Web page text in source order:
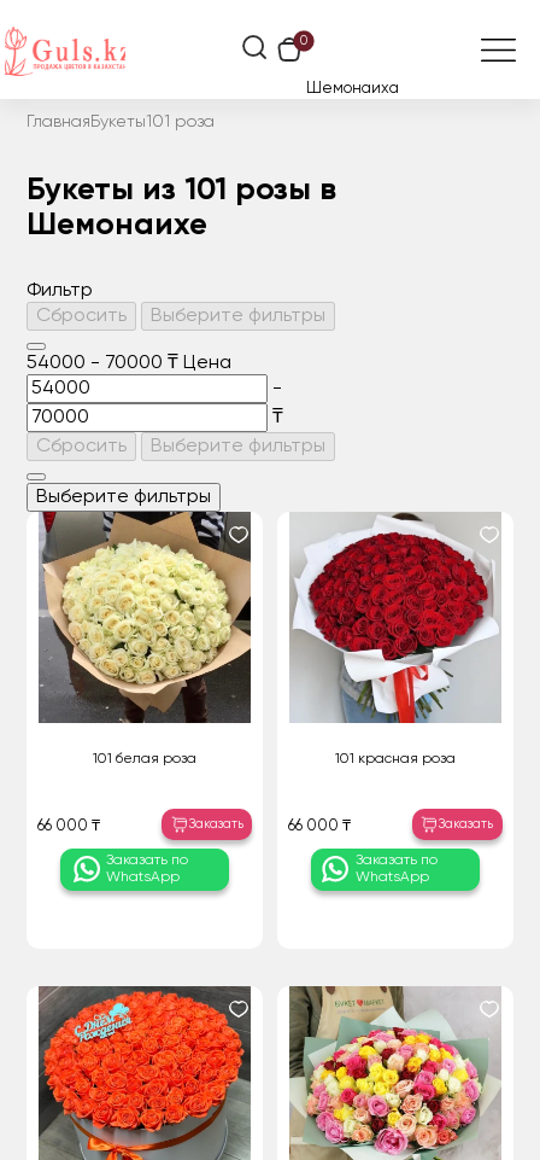
0
Шемонаиха
Главная Букеты101 роза
Букеты из 101 розы в
Шемонаихе
Фильтр
Сбросить
Выберите фильтры
54000 - 70000 ₸ Цена
-
₸
Сбросить
Выберите фильтры
Выберите фильтры
101 белая роза
66 000 ₸ Заказать
Заказать по
WhatsApp
101 красная роза
66 000 ₸ Заказать
Заказать по
WhatsApp